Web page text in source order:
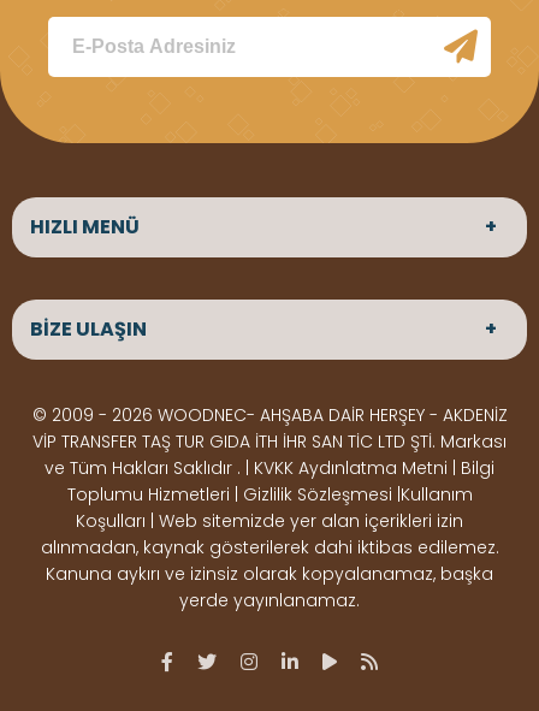
HIZLI MENÜ
ANASAYFA
HAKKIMIZDA
ÜRÜNLER
Çeşitlerimiz
Çeşitlerimiz
Kereste
Çeşitlerimiz
Ahşap
Pergole
Ürünler
Deck Montaj
Ahşap
Dekorasyon
OSB,
BİZE ULAŞIN
BİZE ULAŞIN
Altınkale mah Osmangazi cad. no 355 Döşemealtı
Antalya
ÇALIŞMA SAATLERİ
Hafta içi : Haftaiçi 09:00 - 18:00
Hafta sonu : Cumartesi 10:00 - 15:00
İLETİŞİM
© 2009 - 2026 WOODNEC- AHŞABA DAİR HERŞEY - AKDENİZ
VİP TRANSFER TAŞ TUR GIDA İTH İHR SAN TİC LTD ŞTİ. Markası
ve Tüm Hakları Saklıdır . | KVKK Aydınlatma Metni | Bilgi
Toplumu Hizmetleri | Gizlilik Sözleşmesi |Kullanım
Koşulları | Web sitemizde yer alan içerikleri izin
alınmadan, kaynak gösterilerek dahi iktibas edilemez.
Kanuna aykırı ve izinsiz olarak kopyalanamaz, başka
yerde yayınlanamaz.